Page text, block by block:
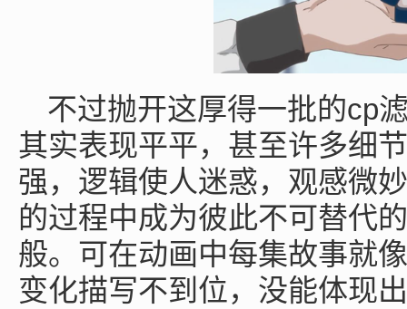
不过抛开这厚得一批的cp
其实表现平平，甚至许多细
强，逻辑使人迷惑，观感微
的过程中成为彼此不可替代
般。可在动画中每集故事就
变化描写不到位，没能体现